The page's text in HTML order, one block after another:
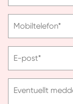
ange
Mobiltelefon*
ange
post
E-post*
Eventuellt